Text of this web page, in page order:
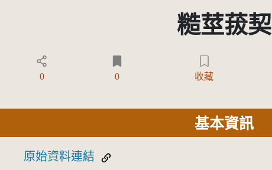
糙莖菝契
0 0 收藏
基本資訊
原始資料連結